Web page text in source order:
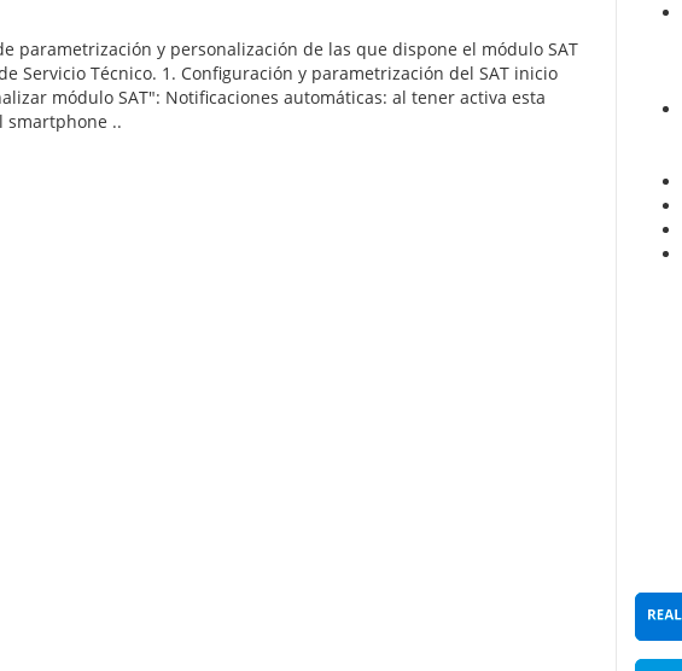
parametrización y personalización de las que dispone el módulo SAT
Servicio Técnico. 1. Configuración y parametrización del SAT inicio
módulo SAT": Notificaciones automáticas: al tener activa esta
smartphone ..